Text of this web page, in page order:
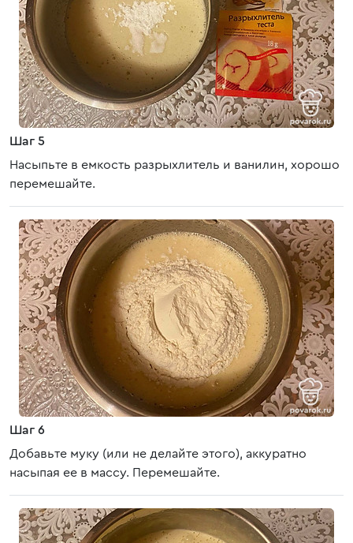
Шаг 5
Насыпьте в емкость разрыхлитель и ванилин, хорошо
перемешайте.
Шаг 6
Добавьте муку (или не делайте этого), аккуратно
насыпая ее в массу. Перемешайте.